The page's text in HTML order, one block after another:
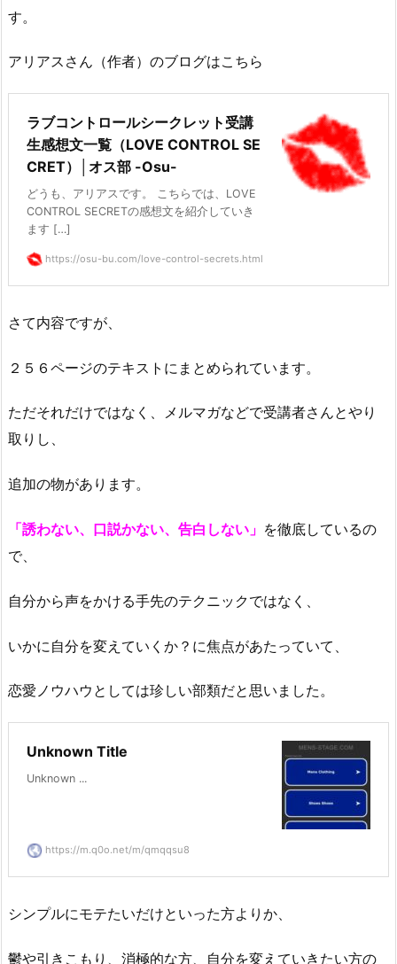
す。
アリアスさん（作者）のブログはこちら
ラブコントロールシークレット受講
生感想文一覧（LOVE CONTROL SE
CRET）│オス部 -Osu-
どうも、アリアスです。 こちらでは、LOVE
CONTROL SECRETの感想文を紹介していき
ます […]
https://osu-bu.com/love-control-secrets.html
さて内容ですが、
２５６ページのテキストにまとめられています。
ただそれだけではなく、メルマガなどで受講者さんとやり
取りし、
追加の物があります。
「誘わない、口説かない、告白しない」 を徹底しているの
で、
自分から声をかける手先のテクニックではなく、
いかに自分を変えていくか？に焦点があたっていて、
恋愛ノウハウとしては珍しい部類だと思いました。
Unknown Title
Unknown ...
https://m.q0o.net/m/qmqqsu8
シンプルにモテたいだけといった方よりか、
鬱や引きこもり、消極的な方、自分を変えていきたい方の